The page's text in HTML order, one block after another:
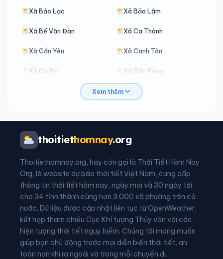
Xã Bảo Lạc Xã Bảo Lâm
Xã Bế Văn Đàn Xã Ca Thành
Xã Cần Yên Xã Canh Tân
Xã Cô Ba Xã Cốc Pàng
Xã Đình Phong
Xã Đông Khê
Xã Hạ Lang
Xã Hạnh Phúc Xã Hòa An
Xã Hưng Đạo Xã Khánh Xuân
Xã Kim Đồng Xã Lũng Nặm
Xã Lý Bôn Xã Lý Quốc
Xã Minh Khai Xã Minh Tâm
Xem thêm
thoitiethomnay.org
Thoitiethomnay.org, hay còn gọi là Thời Tiết Hôm Nay
Org, là website dự báo thời tiết Việt Nam, cung cấp
thông tin thời tiết hôm nay, ngày mai và 30 ngày tới
cho 34 tỉnh thành cùng hơn 3.000 xã phường trên cả
nước. Dữ liệu được cập nhật liên tục từ OpenWeather,
kết hợp tham chiếu Cục Khí tượng Thủy văn với các
hiện tượng thời tiết nguy hiểm. Chúng tôi mong muốn
giúp bạn chủ động trước mọi diễn biến thời tiết, an
toàn hơn khi ra ngoài và trong mỗi chuyến đi.